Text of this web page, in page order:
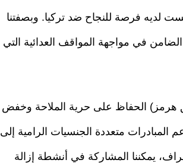
لديه فرصة للنجاح ضد تركيا. وبصفتنا
الضامن في مواجهة المواقف العدائية التي
هرمز) الحفاظ على حرية الملاحة وخفض
المبادرات متعددة الجنسيات الرامية إلى
يمكننا المشاركة في أنشطة إزالة